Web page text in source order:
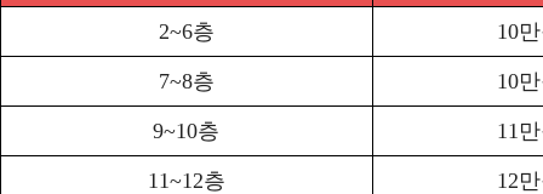
2~6층 10
7~8층 10
9~10층 11
11~12층 12